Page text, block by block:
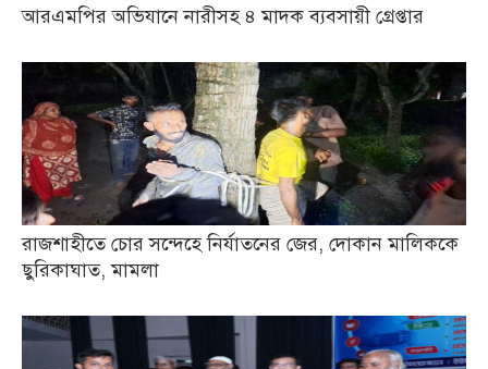
আরএমপির অভিযানে নারীসহ ৪ মাদক ব্যবসায়ী গ্রেপ্তার
রাজশাহীতে চোর সন্দেহে নির্যাতনের জের, দোকান মালিককে
ছুরিকাঘাত, মামলা